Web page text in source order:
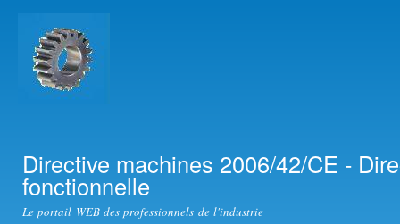
Directive machines 2006/42/CE -
fonctionnelle
Le portail WEB des professionnels de l'industrie